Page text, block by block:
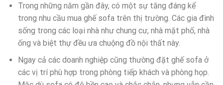
Trong những năm gần đây, có một sự tăng đáng kể
trong nhu cầu mua ghế sofa trên thị trường. Các gia đình
sống trong các loại nhà như chung cư, nhà mặt phố, nhà
ống và biệt thự đều ưa chuộng đồ nội thất này.
Ngay cả các doanh nghiệp cũng thường đặt ghế sofa ở
các vị trí phù hợp trong phòng tiếp khách và phòng họp.